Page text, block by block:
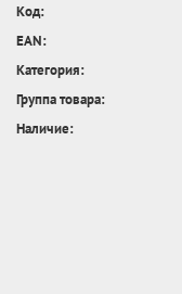
Код:
EAN:
Категория:
Группа товара:
Наличие: